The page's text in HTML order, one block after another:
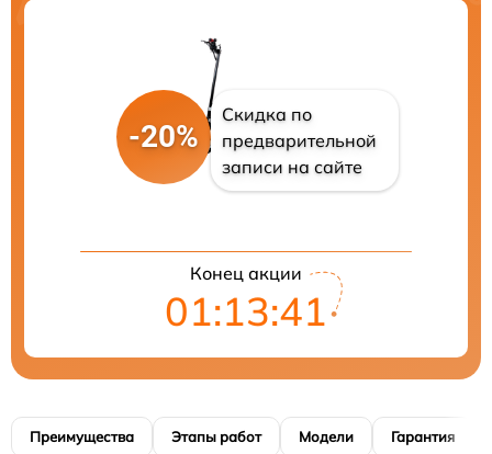
-20%
Скидка по
предварительной
записи на сайте
Конец акции
01:13:41
Преимущества Этапы работ Модели Гарантия